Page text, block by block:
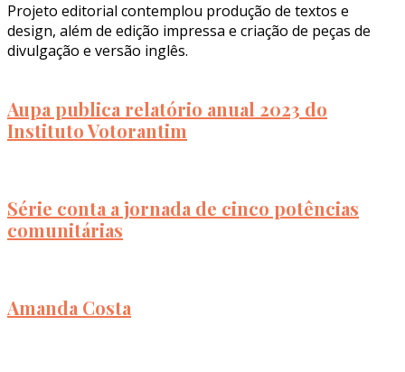
Projeto editorial contemplou produção de textos e
design, além de edição impressa e criação de peças de
divulgação e versão inglês.
Aupa publica relatório anual 2023 do
Instituto Votorantim
Série conta a jornada de cinco potências
comunitárias
Amanda Costa